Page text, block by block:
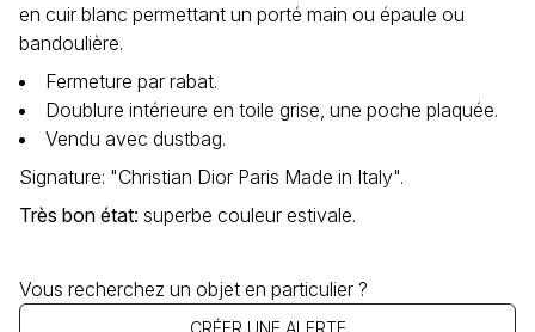
en cuir blanc permettant un porté main ou épaule ou
bandoulière.
Fermeture par rabat.
Doublure intérieure en toile grise, une poche plaquée.
Vendu avec dustbag.
Signature: "Christian Dior Paris Made in Italy".
Très bon état: superbe couleur estivale.
Vous recherchez un objet en particulier ?